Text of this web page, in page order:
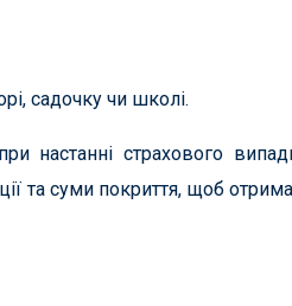
садочку чи школі.
настанні страхового
та суми покриття, щоб